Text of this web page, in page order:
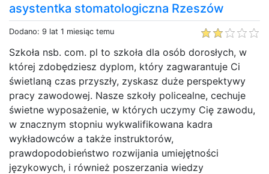
asystentka stomatologiczna Rzeszów
Dodano: 9 lat 1 miesiąc temu
Szkoła nsb. com. pl to szkoła dla osób dorosłych, w
której zdobędziesz dyplom, który zagwarantuje Ci
świetlaną czas przyszły, zyskasz duże perspektywy
pracy zawodowej. Nasze szkoły policealne, cechuje
świetne wyposażenie, w których uczymy Cię zawodu,
w znacznym stopniu wykwalifikowana kadra
wykładowców a także instruktorów,
prawdopodobieństwo rozwijania umiejętności
językowych, i również poszerzania wiedzy